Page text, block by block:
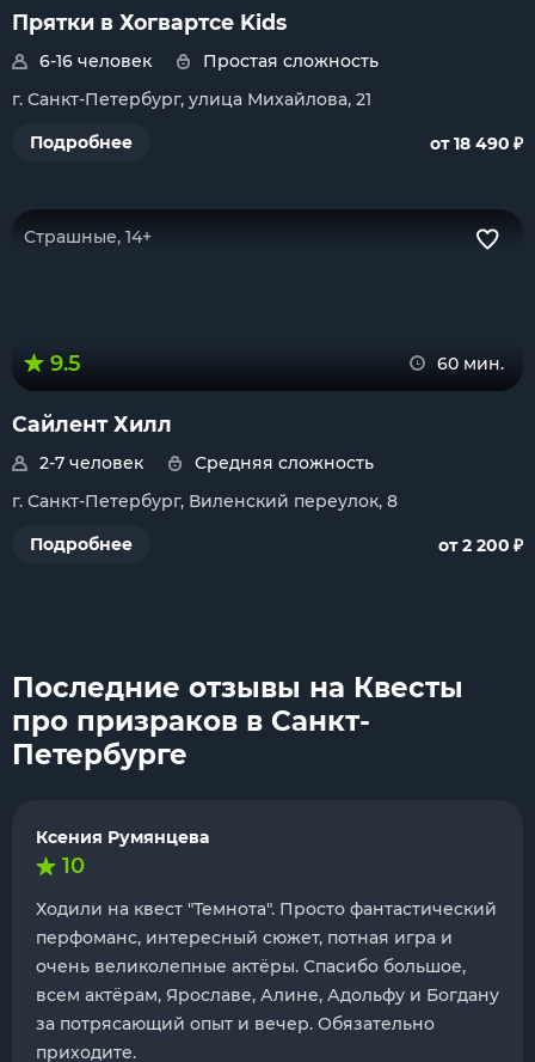
Прятки в Хогвартсе Kids
6-16 человек
Простая сложность
г. Санкт-Петербург, улица Михайлова, 21
Подробнее
от 18 490 ₽
Страшные, 14+
9.5 60 мин.
Сайлент Хилл
2-7 человек
Средняя сложность
г. Санкт-Петербург, Виленский переулок, 8
Подробнее
от 2 200 ₽
Последние отзывы на Квесты
про призраков в Санкт-
Петербурге
Ксения Румянцева
10
Ходили на квест "Темнота". Просто фантастический
перфоманс, интересный сюжет, потная игра и
очень великолепные актёры. Спасибо большое,
всем актёрам, Ярославе, Алине, Адольфу и Богдану
за потрясающий опыт и вечер. Обязательно
приходите.